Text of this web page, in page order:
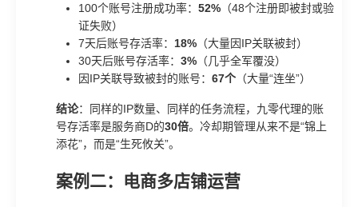
100个账号注册成功率： 52% （48个注册即被封或验
证失败）
7天后账号存活率： 18% （大量因IP关联被封）
30天后账号存活率： 3% （几乎全军覆没）
因IP关联导致被封的账号： 67个 （大量“连坐”）
结论：同样的IP数量、同样的任务流程，九零代理的账
号存活率是服务商D的30倍。冷却期管理从来不是“锦上
添花”，而是“生死攸关”。
案例二：电商多店铺运营